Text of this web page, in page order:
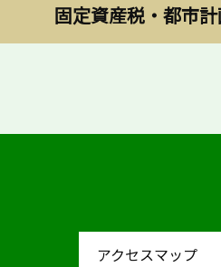
固定資産税・都市
アクセスマップ